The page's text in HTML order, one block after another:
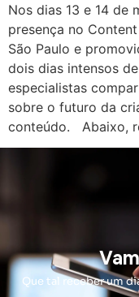
Nos dias 13 e 14 de
presença no
São Paulo e
dois dias intensos
especialistas
sobre o futuro da
conteúdo. Abaixo,
Que tal receber um